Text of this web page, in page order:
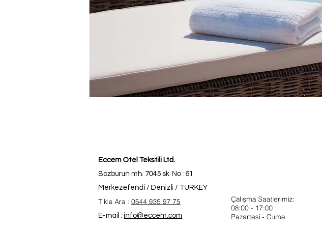
Eccem Otel Tekstili Ltd.
Bozburun mh. 7045 sk. No : 61
Merkezefendi / Denizli / TURKEY
Tıkla Ara : 0544 935 97 75
E-mail : info@eccem.com
Çalışma Saatlerimiz:
08:00 - 17:00
Pazartesi - Cuma